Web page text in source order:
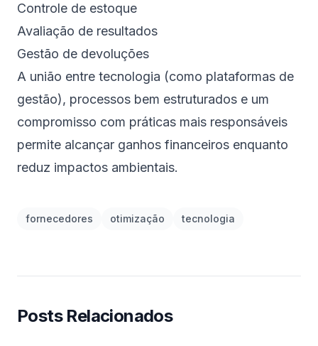
Controle de estoque
Avaliação de resultados
Gestão de devoluções
A união entre tecnologia (como plataformas de
gestão), processos bem estruturados e um
compromisso com práticas mais responsáveis
permite alcançar ganhos financeiros enquanto
reduz impactos ambientais.
fornecedores otimização tecnologia
Posts Relacionados